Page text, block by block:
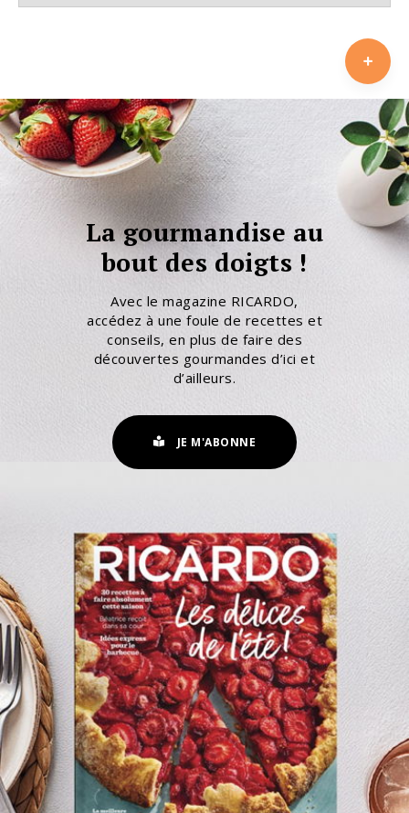
La gourmandise au
bout des doigts !
Avec le magazine RICARDO,
accédez à une foule de recettes et
conseils, en plus de faire des
découvertes gourmandes d’ici et
d’ailleurs.
JE M'ABONNE